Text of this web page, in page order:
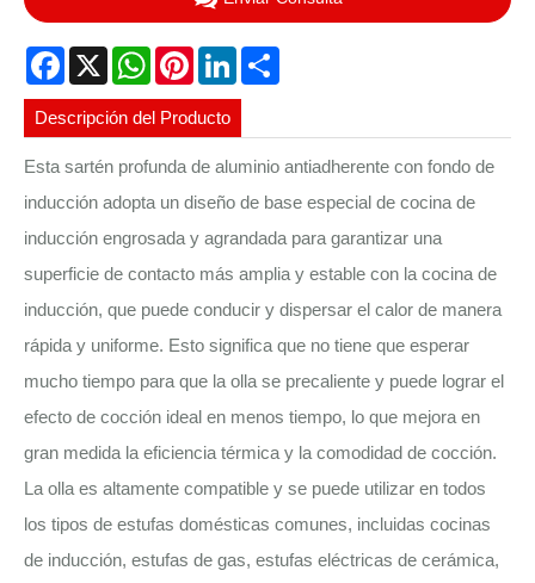
Facebook
X WhatsAppPinterestLinkedIn
Descripción del Producto
Esta sartén profunda de aluminio antiadherente con fondo de
inducción adopta un diseño de base especial de cocina de
inducción engrosada y agrandada para garantizar una
superficie de contacto más amplia y estable con la cocina de
inducción, que puede conducir y dispersar el calor de manera
rápida y uniforme. Esto significa que no tiene que esperar
mucho tiempo para que la olla se precaliente y puede lograr el
efecto de cocción ideal en menos tiempo, lo que mejora en
gran medida la eficiencia térmica y la comodidad de cocción.
La olla es altamente compatible y se puede utilizar en todos
los tipos de estufas domésticas comunes, incluidas cocinas
de inducción, estufas de gas, estufas eléctricas de cerámica,